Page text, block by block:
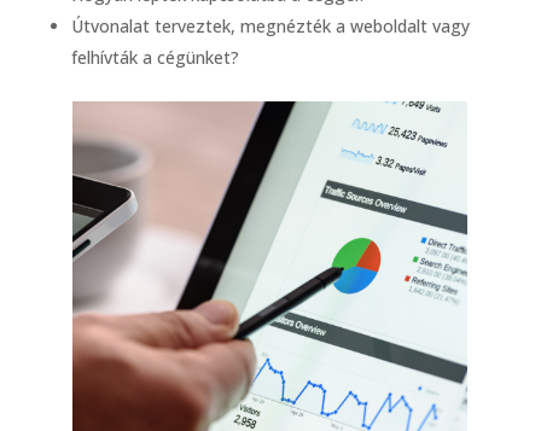
Útvonalat terveztek, megnézték a weboldalt vagy
felhívták a cégünket?